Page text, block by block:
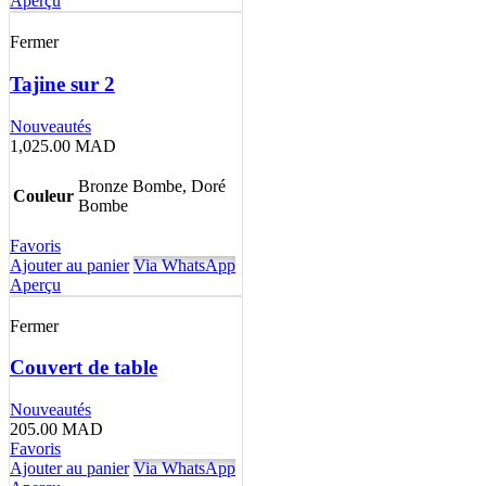
Fermer
Tajine sur 2
Nouveautés
1,025.00 MAD
Couleur
Bronze Bombe, Doré
Bombe
Favoris
Ajouter au panier Via WhatsApp
Aperçu
Fermer
Couvert de table
Nouveautés
205.00 MAD
Favoris
Ajouter au panier Via WhatsApp